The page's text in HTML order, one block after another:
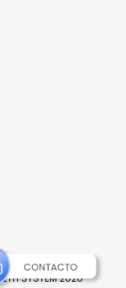
SYSTEM 2026